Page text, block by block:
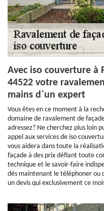
Avec iso couverture à
44522 votre
mains d`un expert
Vous êtes en ce moment à la
domaine de ravalement de
adressez? Ne cherchez plus loin
appel aux services de iso
vous aidera dans toute la
façade à des prix défiant toute
technique et le savoir-faire
dès maintenant le téléphoner ou
un devis qui exclusivement ce